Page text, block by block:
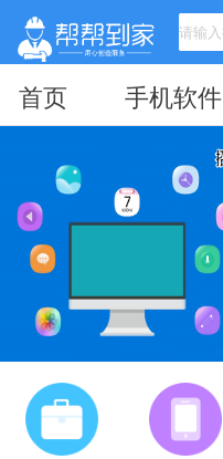
首页 手机软件